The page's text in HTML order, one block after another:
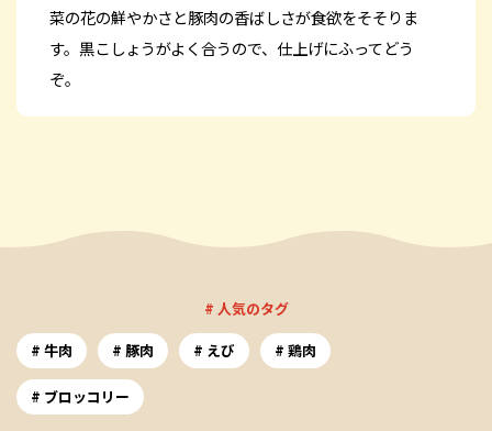
菜の花の鮮やかさと豚肉の香ばしさが食欲をそそりま
す。黒こしょうがよく合うので、仕上げにふってどう
ぞ。
# 人気のタグ
牛肉
豚肉 えび 鶏肉
ブロッコリー